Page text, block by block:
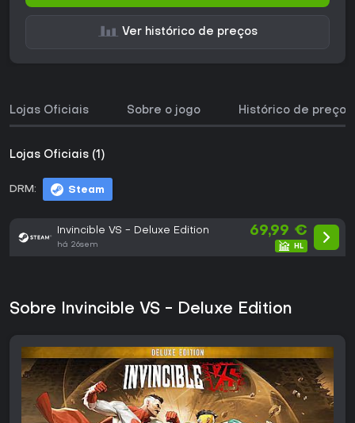
Ver histórico de preços
Lojas Oficiais Sobre o jogo Histórico de preços
Lojas Oficiais (1)
DRM: Steam
Invincible VS - Deluxe Edition
há 26sem
69,99 €
Sobre Invincible VS - Deluxe Edition